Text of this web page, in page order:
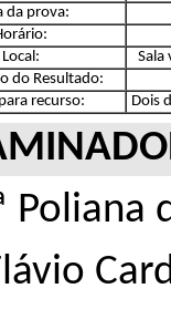
da prova:
Local:
Sala
do Resultado:
recurso:
Dois
Poliana